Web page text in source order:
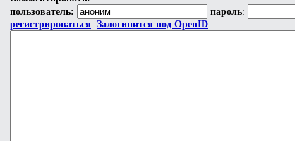
пользователь:
пароль:
регистрироваться Залогинится под OpenID